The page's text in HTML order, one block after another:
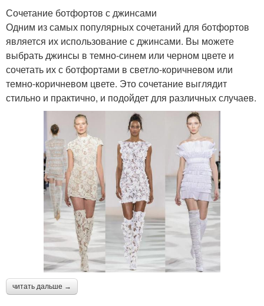
Сочетание ботфортов с джинсами
Одним из самых популярных сочетаний для ботфортов
является их использование с джинсами. Вы можете
выбрать джинсы в темно-синем или черном цвете и
сочетать их с ботфортами в светло-коричневом или
темно-коричневом цвете. Это сочетание выглядит
стильно и практично, и подойдет для различных случаев.
читать дальше →